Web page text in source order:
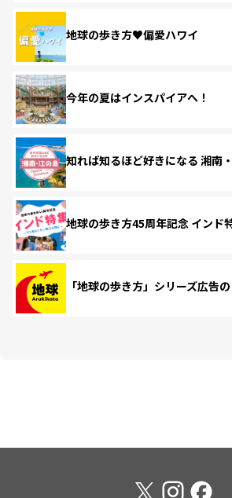
地球の歩き方♥偏愛ハワイ
今年の夏はインスパイアへ！
知れば知るほど好きになる 湘南
地球の歩き方45周年記念 インド
「地球の歩き方」シリーズ広告